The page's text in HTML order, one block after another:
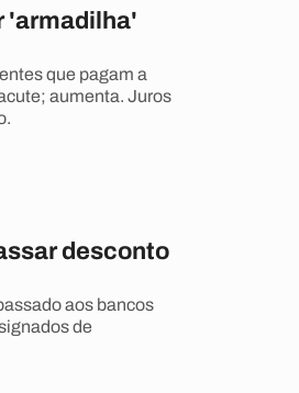
'armadilha'
que pagam a
aumenta. Juros
desconto
aos bancos
de